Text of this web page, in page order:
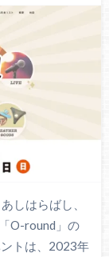
しはらばし、
O-round」の
トは、2023年